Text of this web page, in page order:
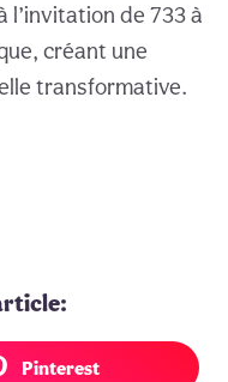
l’invitation de 733 à
créant une
transformative.
Pinterest